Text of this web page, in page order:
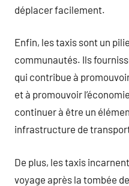
déplacer facilement.
Enfin, les taxis sont un
communautés. Ils
qui contribue à
et à promouvoir
continuer à être un
infrastructure de
De plus, les taxis
voyage après la tombée